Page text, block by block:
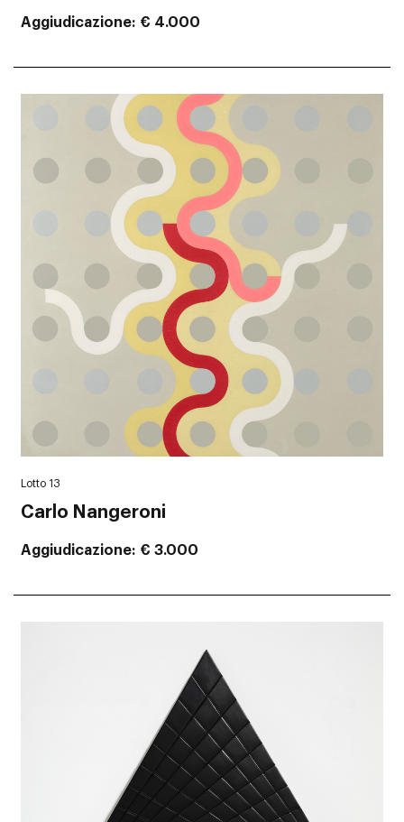
Aggiudicazione € 4.000
Lotto 13
Carlo Nangeroni
Aggiudicazione € 3.000